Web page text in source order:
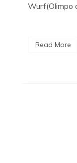
Wurf(Olimpo
Read More